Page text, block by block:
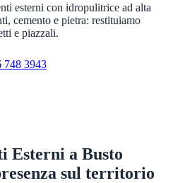
esterni con idropulitrice ad alta
cemento e pietra: restituiamo
e piazzali.
748 3943
Esterni a Busto
sul territorio